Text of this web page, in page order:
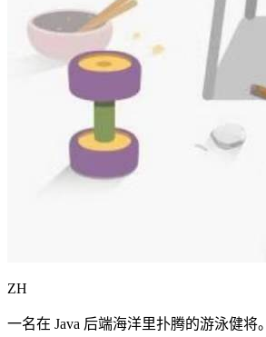
ZH
一名在 Java 后端海洋里扑腾的游泳健将。